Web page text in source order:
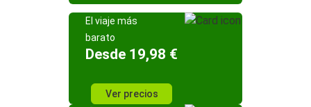
El viaje más
barato
Desde 19,98 €
Ver precios